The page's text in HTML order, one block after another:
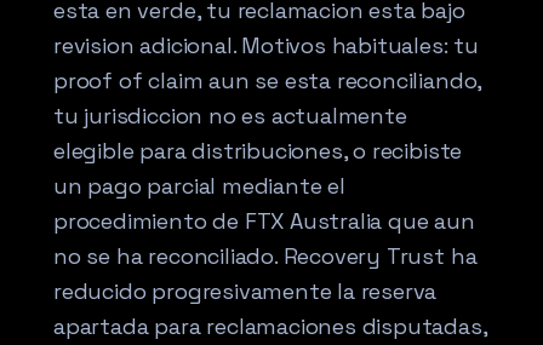
esta en verde, tu reclamacion esta bajo
revision adicional. Motivos habituales: tu
proof of claim aun se esta reconciliando,
tu jurisdiccion no es actualmente
elegible para distribuciones, o recibiste
un pago parcial mediante el
procedimiento de FTX Australia que aun
no se ha reconciliado. Recovery Trust ha
reducido progresivamente la reserva
apartada para reclamaciones disputadas,